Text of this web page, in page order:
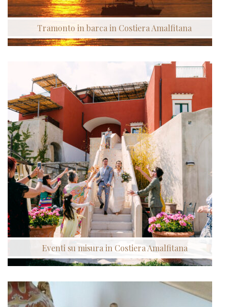
Tramonto in barca in Costiera Amalfitana
Eventi su misura in Costiera Amalfitana